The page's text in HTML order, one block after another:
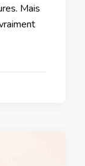
Mais